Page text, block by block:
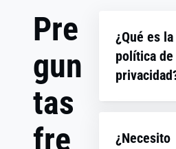
Pre
gun
tas
fre
¿Qué es la
política de
documento
¿Necesito